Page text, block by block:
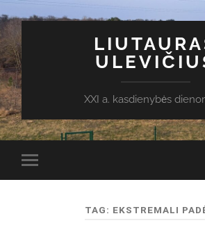
XXI a. kasdienybės
Toggle
mobile
TAG: EKSTREMALI